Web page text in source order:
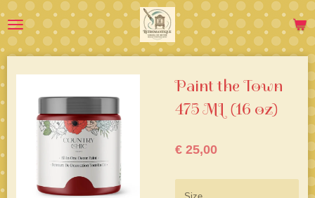
direct
naar
Paint the Town
475 ML (16 oz)
€ 25,00